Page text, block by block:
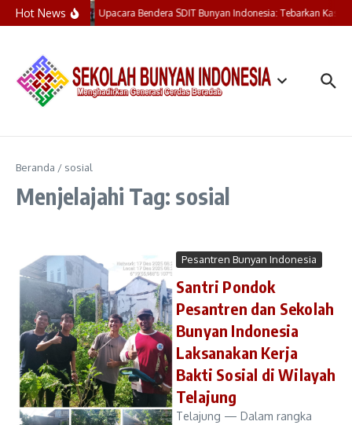
Lewati ke konten
Hot News Upacara Bendera SDIT Bunyan Indonesia: Tebarkan Kasih,
Beranda / sosial
Menjelajahi Tag: sosial
Pesantren Bunyan Indonesia
Santri Pondok
Pesantren dan Sekolah
Bunyan Indonesia
Laksanakan Kerja
Bakti Sosial di Wilayah
Telajung
Telajung — Dalam rangka